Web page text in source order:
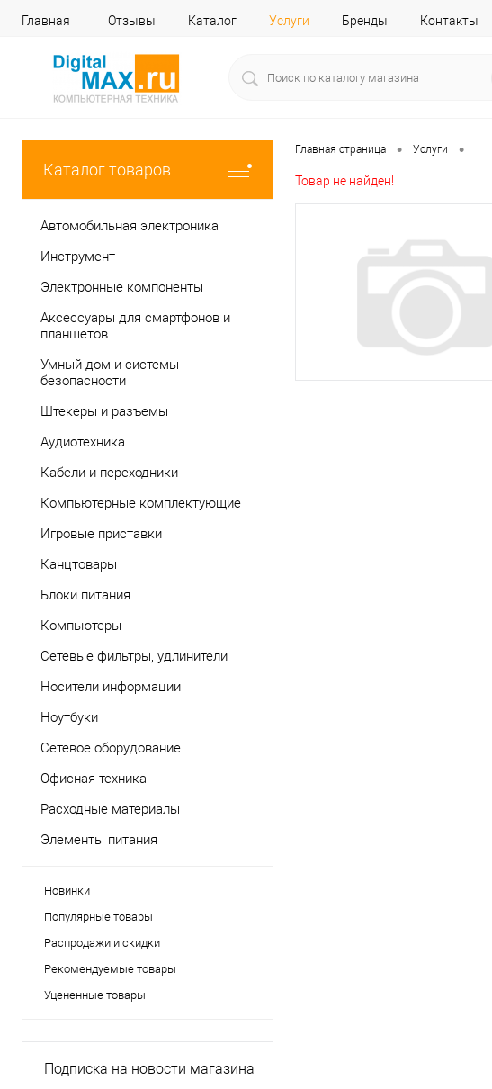
Главная Отзывы Каталог Услуги Бренды Контакты
Каталог товаров
Автомобильная электроника
Инструмент
Электронные компоненты
Аксессуары для смартфонов и
планшетов
Умный дом и системы
безопасности
Штекеры и разъемы
Аудиотехника
Кабели и переходники
Компьютерные комплектующие
Игровые приставки
Канцтовары
Блоки питания
Компьютеры
Сетевые фильтры, удлинители
Носители информации
Ноутбуки
Сетевое оборудование
Офисная техника
Расходные материалы
Элементы питания
Новинки
Популярные товары
Распродажи и скидки
Рекомендуемые товары
Уцененные товары
Подписка на новости магазина
Главная страница • Услуги •
Товар не найден!